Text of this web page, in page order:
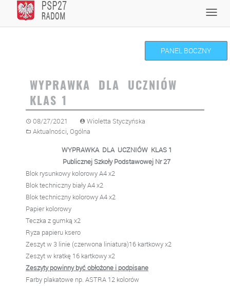
content
PANEL BOCZNY
WYPRAWKA DLA UCZNIÓW
KLAS 1
08/27/2021
Wioletta Styczyńska
Aktualności, Ogólna
WYPRAWKA DLA UCZNIÓW KLAS 1
Publicznej Szkoły Podstawowej Nr 27
Blok rysunkowy kolorowy A4 x2
Blok techniczny biały A4 x2
Blok techniczny kolorowy A4 x2
Papier kolorowy
Teczka z gumką x2
Ryza papieru ksero
Zeszyt w 3 linie (czerwona liniatura)16 kartkowy x2
Zeszyt w kratkę 16 kartkowy x2
Zeszyty powinny być obłożone i podpisane
Farby plakatowe np. ASTRA 12 kolorów